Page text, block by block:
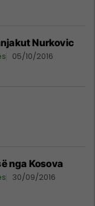
Nurkovic
05/10/2016
nga Kosova
30/09/2016